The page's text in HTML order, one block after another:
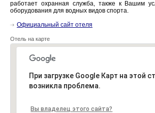
работает охранная служба, также к Вашим
оборудования для водных видов спорта.
Официальный сайт отеля
Отель на карте
При загрузке Google Карт на этой
возникла проблема.
Вы владелец этого сайта?